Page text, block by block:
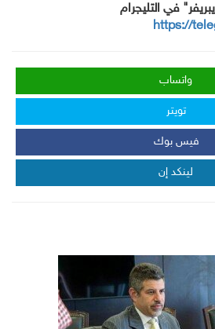
في التليجرام
https://
واتساب
تويتر
فيس بوك
لينكد إن